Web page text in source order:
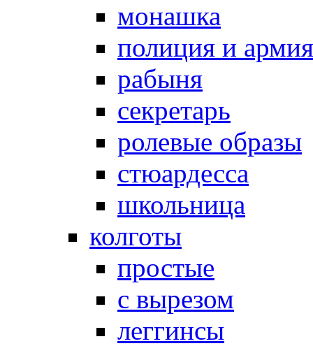
монашка
полиция и армия
рабыня
секретарь
ролевые образы
стюардесса
школьница
колготы
простые
с вырезом
леггинсы